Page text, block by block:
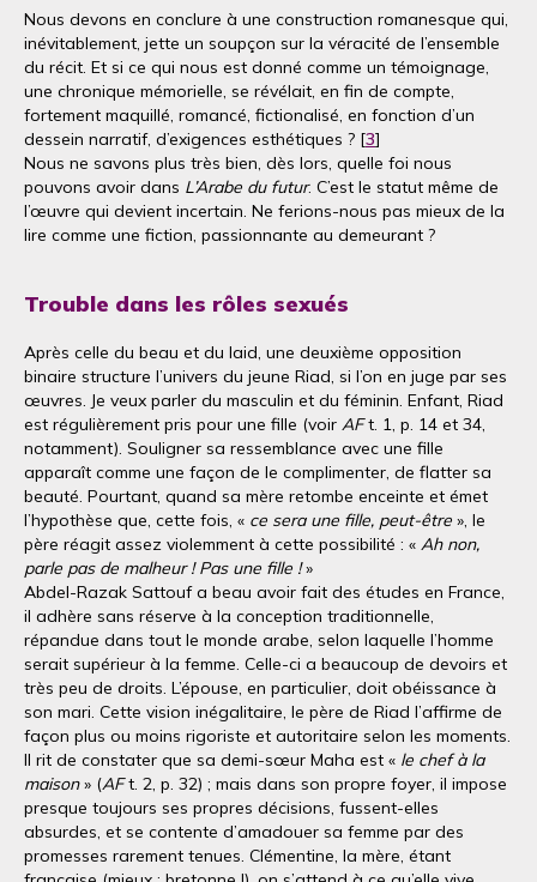
Nous devons en conclure à une construction romanesque qui,
inévitablement, jette un soupçon sur la véracité de l’ensemble
du récit. Et si ce qui nous est donné comme un témoignage,
une chronique mémorielle, se révélait, en fin de compte,
fortement maquillé, romancé, fictionalisé, en fonction d’un
dessein narratif, d’exigences esthétiques ? [3]
Nous ne savons plus très bien, dès lors, quelle foi nous
pouvons avoir dans L’Arabe du futur. C’est le statut même de
l’œuvre qui devient incertain. Ne ferions-nous pas mieux de la
lire comme une fiction, passionnante au demeurant ?
Trouble dans les rôles sexués
Après celle du beau et du laid, une deuxième opposition
binaire structure l’univers du jeune Riad, si l’on en juge par ses
œuvres. Je veux parler du masculin et du féminin. Enfant, Riad
est régulièrement pris pour une fille (voir AFt. 1, p. 14 et 34,
notamment). Souligner sa ressemblance avec une fille
apparaît comme une façon de le complimenter, de flatter sa
beauté. Pourtant, quand sa mère retombe enceinte et émet
l’hypothèse que, cette fois, « ce sera une fille, peut-être », le
père réagit assez violemment à cette possibilité : « Ah non,
parle pas de malheur ! Pas une fille !»
Abdel-Razak Sattouf a beau avoir fait des études en France,
il adhère sans réserve à la conception traditionnelle,
répandue dans tout le monde arabe, selon laquelle l’homme
serait supérieur à la femme. Celle-ci a beaucoup de devoirs et
très peu de droits. L’épouse, en particulier, doit obéissance à
son mari. Cette vision inégalitaire, le père de Riad l’affirme de
façon plus ou moins rigoriste et autoritaire selon les moments.
Il rit de constater que sa demi-sœur Maha est « le chef à la
maison» (AFt. 2, p. 32) ; mais dans son propre foyer, il impose
presque toujours ses propres décisions, fussent-elles
absurdes, et se contente d’amadouer sa femme par des
promesses rarement tenues. Clémentine, la mère, étant